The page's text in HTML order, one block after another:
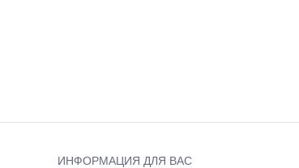
ИНФОРМАЦИЯ ДЛЯ ВАС